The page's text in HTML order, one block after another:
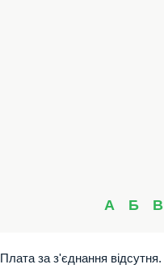
А Б В
Плата за з'єднання відсутня.